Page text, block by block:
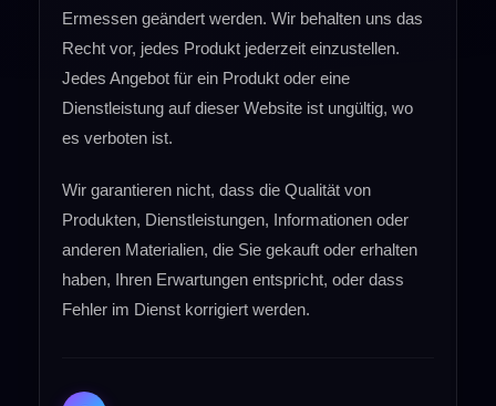
Ermessen geändert werden. Wir behalten uns das
Recht vor, jedes Produkt jederzeit einzustellen.
Jedes Angebot für ein Produkt oder eine
Dienstleistung auf dieser Website ist ungültig, wo
es verboten ist.
Wir garantieren nicht, dass die Qualität von
Produkten, Dienstleistungen, Informationen oder
anderen Materialien, die Sie gekauft oder erhalten
haben, Ihren Erwartungen entspricht, oder dass
Fehler im Dienst korrigiert werden.